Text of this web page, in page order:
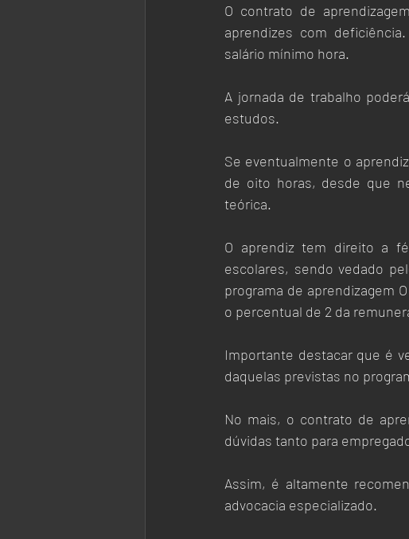
O contrato de
aprendizes com
salário mínimo hora.
A jornada de trabalho
estudos.
Se eventualmente o
de oito horas, desde que
teórica.
O aprendiz tem direito a
escolares, sendo vedado
programa de aprendizagem
o percentual de 2 da
Importante destacar que é
daquelas previstas no
No mais, o contrato de
dúvidas tanto para
Assim, é altamente
advocacia especializado.